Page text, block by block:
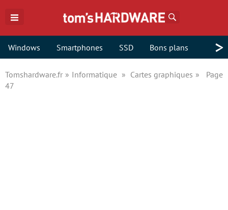
Windows Smartphones SSD Bons plans >
Tomshardware.fr Informatique Cartes graphiques
Page
47